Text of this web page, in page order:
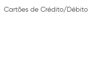
Cartões de Crédito/Débito